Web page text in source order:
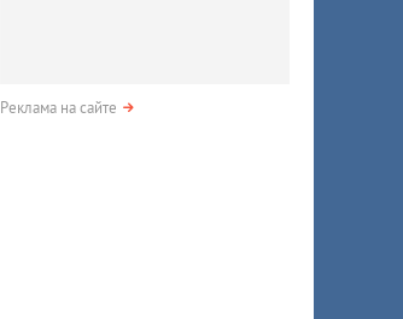
Реклама на сайте